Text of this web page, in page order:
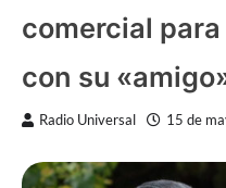
comercial
con su
Radio Universal 15 de